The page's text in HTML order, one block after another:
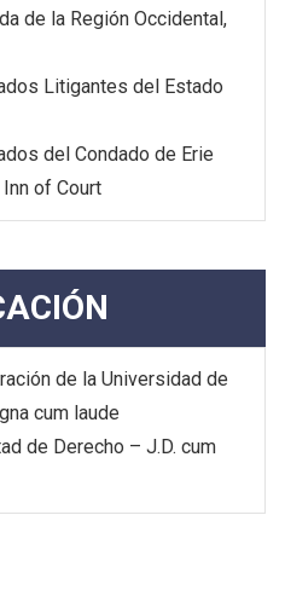
de la Región Occidental,
Litigantes del Estado
del Condado de Erie
of Court
de la Universidad de
cum laude
de Derecho – J.D. cum